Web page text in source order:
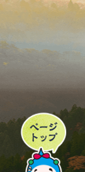
ペ
ー
ジ
ト